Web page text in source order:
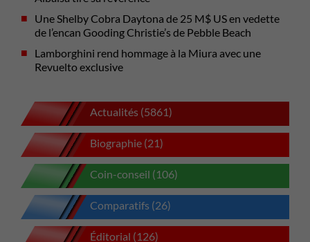
Une Shelby Cobra Daytona de 25 M$ US en vedette
de l’encan Gooding Christie’s de Pebble Beach
Lamborghini rend hommage à la Miura avec une
Revuelto exclusive
Actualités (5861)
Biographie (21)
Coin-conseil (106)
Comparatifs (26)
Éditorial (126)